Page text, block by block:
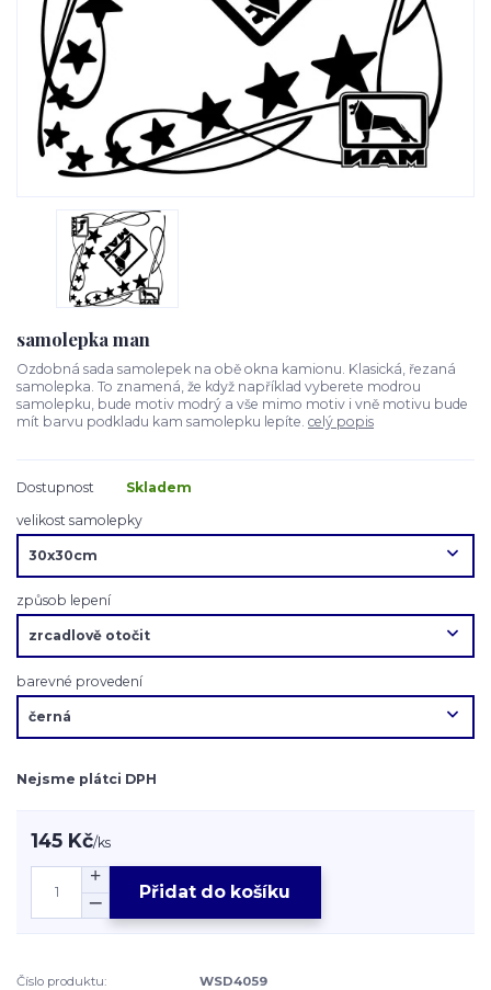
samolepka man
Ozdobná sada samolepek na obě okna kamionu. Klasická, řezaná
samolepka. To znamená, že když například vyberete modrou
samolepku, bude motiv modrý a vše mimo motiv i vně motivu bude
mít barvu podkladu kam samolepku lepíte. celý popis
Dostupnost
Skladem
velikost samolepky
způsob lepení
barevné provedení
Nejsme plátci DPH
145 Kč/ks
Přidat do košíku
Číslo produktu:
WSD4059